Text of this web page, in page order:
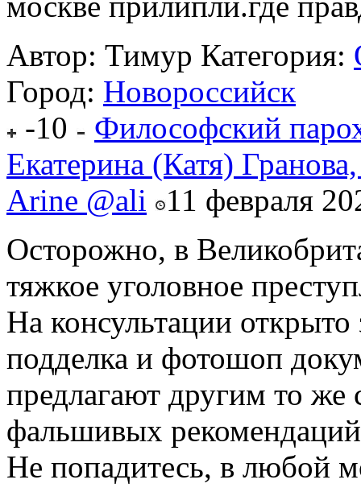
Автор: Тимур Категория:
Город: Новороссийск
-10
Философский
Екатерина (Катя)
Arine @ali
11 февраля
Осторожно, в
тяжкое уголовное
На консультации
подделка и фотошоп
предлагают другим то
фальшивых
Не попадитесь, в любой